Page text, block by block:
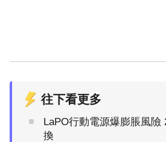
往下看更多
LaPO行動電源爆膨脹風險
換